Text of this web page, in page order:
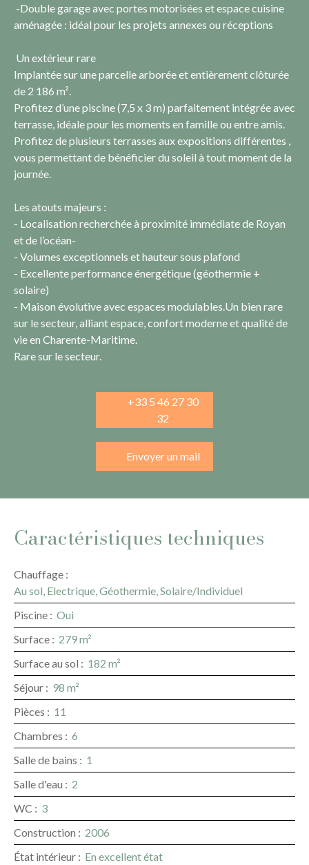
-Double garage avec portes motorisées et espace cuisine
aménagée : idéal pour les projets annexes ou réceptions
Un extérieur rare
Implantée sur une parcelle arborée et entièrement clôturée
de 2 186 m².
Profitez d’une piscine (7,5 x 3 m) parfaitement intégrée avec
terrasse, idéale pour les moments en famille ou entre amis.
Profitez de plusieurs terrasses aux expositions différentes ,
vous permettant de bénéficier du soleil à tout moment de la
journée.
Les atouts majeurs :
- Localisation recherchée à proximité immédiate de Royan
et de l’océan-
- Volumes exceptionnels et hauteur sous plafond
- Excellente performance énergétique (géothermie +
solaire)
- Maison évolutive avec espaces modulables.Un bien rare
sur le secteur, alliant espace, confort moderne et qualité de
vie en Charente-Maritime.
Rare sur le secteur.
+33 5 46 27 30
32
Envoyer un mail
Caractéristiques techniques
Chauffage :
Au sol, Electrique, Géothermie, Solaire/Individuel
Piscine : Oui
Surface : 279m²
Surface au sol : 182 m²
Séjour : 98 m²
Pièces : 11
Chambres : 6
Salle de bains : 1
Salle d'eau : 2
WC : 3
Construction : 2006
État intérieur : En excellent état